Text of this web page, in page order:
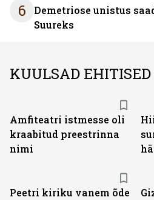
6
Demetriose unistus
Suureks
KUULSAD EHITISED
Amfiteatri istmesse oli
kraabitud preestrinna
nimi
Peetri kiriku vanem õde